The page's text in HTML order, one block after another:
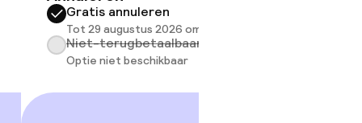
Gratis annuleren
Tot 29 augustus 2026 om 21:59
Niet-terugbetaalbaar
Optie niet beschikbaar